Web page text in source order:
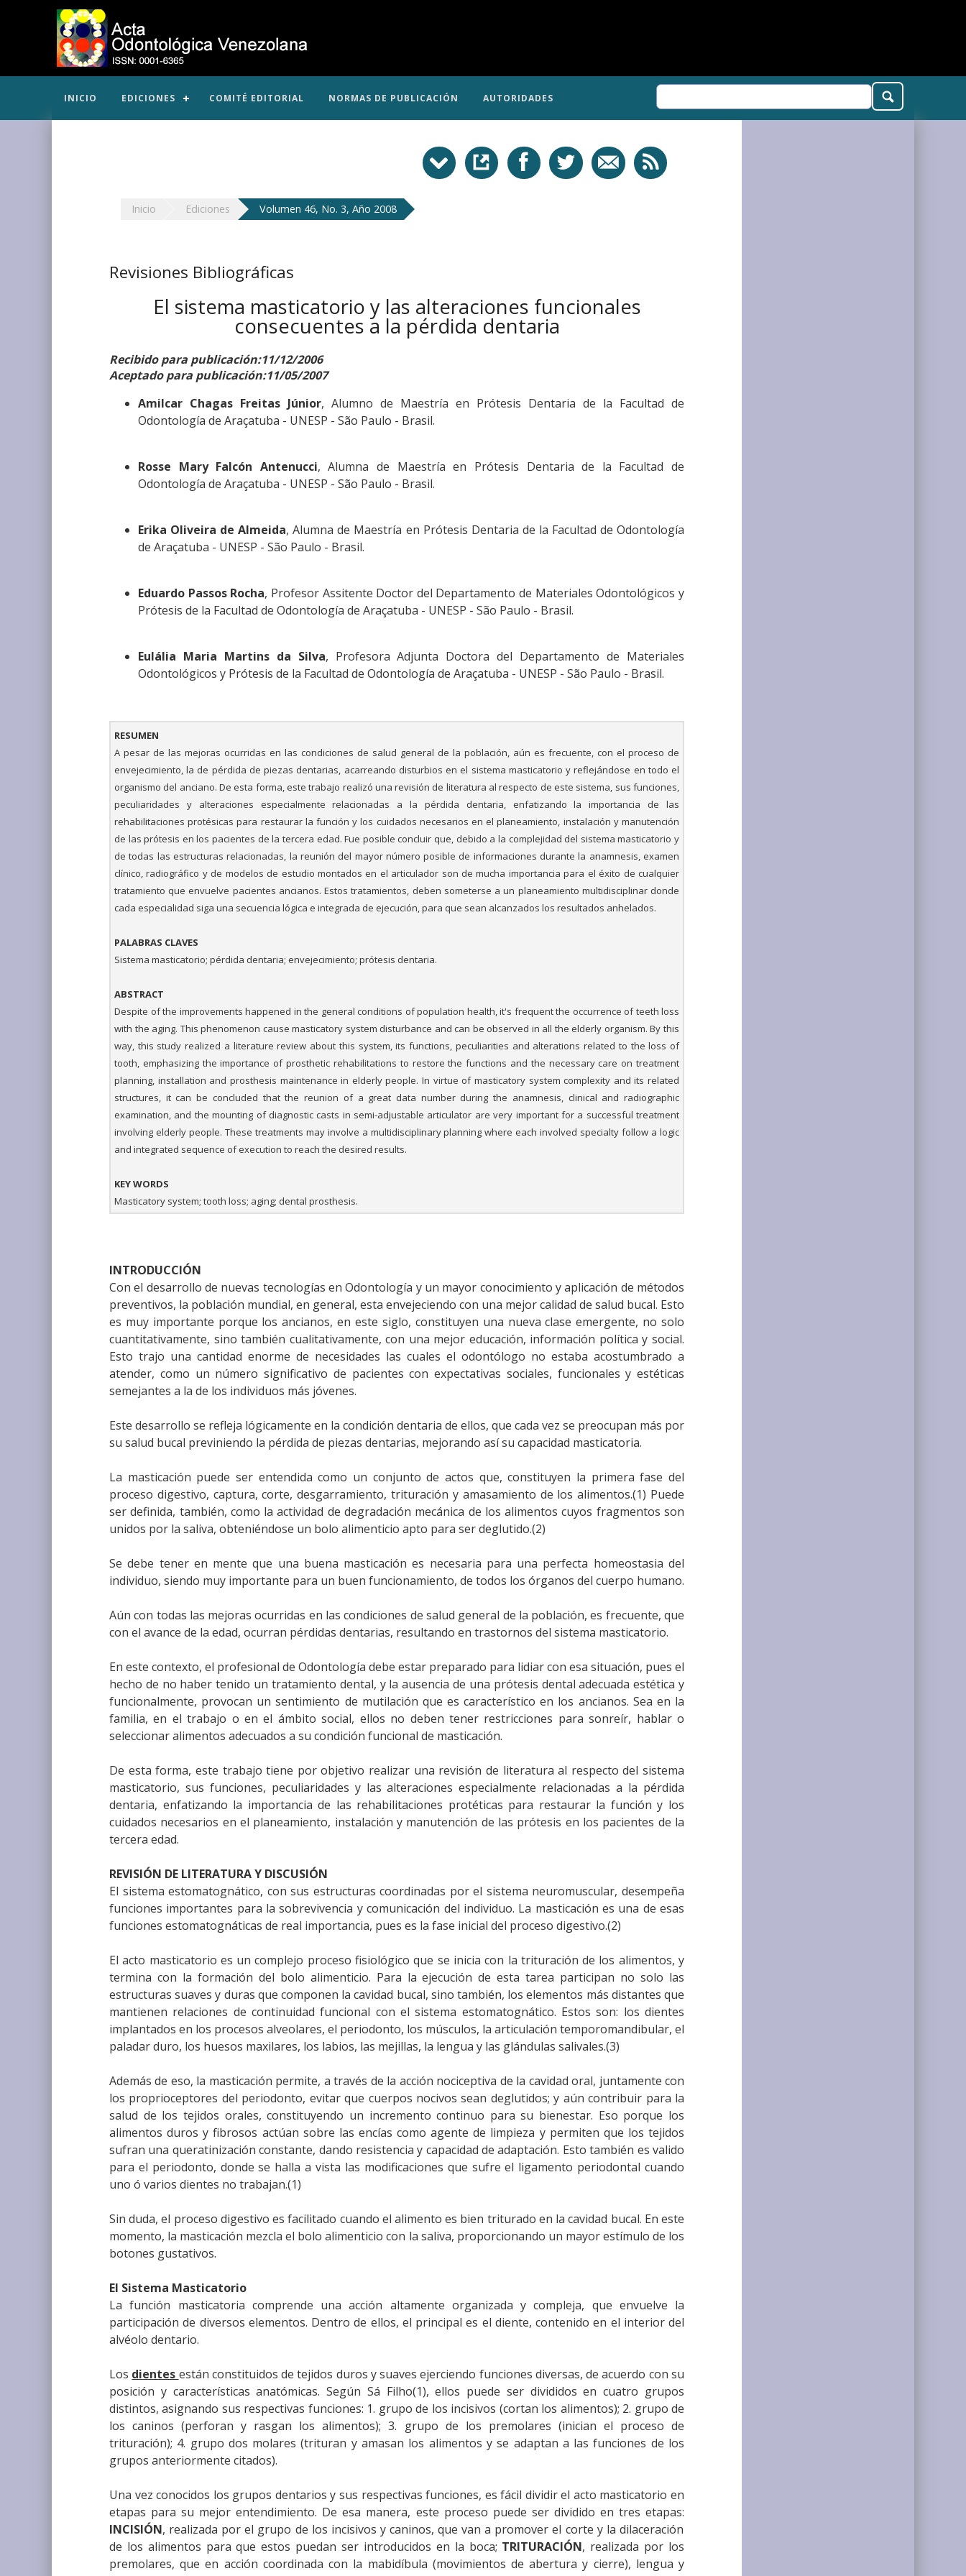
INICIO EDICIONES COMITÉ EDITORIAL NORMAS DE PUBLICACIÓN AUTORIDADES
Inicio Ediciones Volumen 46, No. 3, Año 2008
Revisiones Bibliográficas
El sistema masticatorio y las alteraciones funcionales
consecuentes a la pérdida dentaria
Recibido para publicación:11/12/2006
Aceptado para publicación:11/05/2007
Amilcar Chagas Freitas Júnior, Alumno de Maestría en Prótesis Dentaria de la Facultad de
Odontología de Araçatuba - UNESP - São Paulo - Brasil.
Rosse Mary Falcón Antenucci, Alumna de Maestría en Prótesis Dentaria de la Facultad de
Odontología de Araçatuba - UNESP - São Paulo - Brasil.
Erika Oliveira de Almeida, Alumna de Maestría en Prótesis Dentaria de la Facultad de Odontología
de Araçatuba - UNESP - São Paulo - Brasil.
Eduardo Passos Rocha, Profesor Assitente Doctor del Departamento de Materiales Odontológicos y
Prótesis de la Facultad de Odontología de Araçatuba - UNESP - São Paulo - Brasil.
Eulália Maria Martins da Silva, Profesora Adjunta Doctora del Departamento de Materiales
Odontológicos y Prótesis de la Facultad de Odontología de Araçatuba - UNESP - São Paulo - Brasil.
RESUMEN
A pesar de las mejoras ocurridas en las condiciones de salud general de la población, aún es frecuente, con el proceso de
envejecimiento, la de pérdida de piezas dentarias, acarreando disturbios en el sistema masticatorio y reflejándose en todo el
organismo del anciano. De esta forma, este trabajo realizó una revisión de literatura al respecto de este sistema, sus funciones,
peculiaridades y alteraciones especialmente relacionadas a la pérdida dentaria, enfatizando la importancia de las
rehabilitaciones protésicas para restaurar la función y los cuidados necesarios en el planeamiento, instalación y manutención
de las prótesis en los pacientes de la tercera edad. Fue posible concluir que, debido a la complejidad del sistema masticatorio y
de todas las estructuras relacionadas, la reunión del mayor número posible de informaciones durante la anamnesis, examen
clínico, radiográfico y de modelos de estudio montados en el articulador son de mucha importancia para el éxito de cualquier
tratamiento que envuelve pacientes ancianos. Estos tratamientos, deben someterse a un planeamiento multidisciplinar donde
cada especialidad siga una secuencia lógica e integrada de ejecución, para que sean alcanzados los resultados anhelados.
PALABRAS CLAVES
Sistema masticatorio; pérdida dentaria; envejecimiento; prótesis dentaria.
ABSTRACT
Despite of the improvements happened in the general conditions of population health, it's frequent the occurrence of teeth loss
with the aging. This phenomenon cause masticatory system disturbance and can be observed in all the elderly organism. By this
way, this study realized a literature review about this system, its functions, peculiarities and alterations related to the loss of
tooth, emphasizing the importance of prosthetic rehabilitations to restore the functions and the necessary care on treatment
planning, installation and prosthesis maintenance in elderly people. In virtue of masticatory system complexity and its related
structures, it can be concluded that the reunion of a great data number during the anamnesis, clinical and radiographic
examination, and the mounting of diagnostic casts in semi-adjustable articulator are very important for a successful treatment
involving elderly people. These treatments may involve a multidisciplinary planning where each involved specialty follow a logic
and integrated sequence of execution to reach the desired results.
KEY WORDS
Masticatory system; tooth loss; aging; dental prosthesis.
INTRODUCCIÓN
Con el desarrollo de nuevas tecnologías en Odontología y un mayor conocimiento y aplicación de métodos
preventivos, la población mundial, en general, esta envejeciendo con una mejor calidad de salud bucal. Esto
es muy importante porque los ancianos, en este siglo, constituyen una nueva clase emergente, no solo
cuantitativamente, sino también cualitativamente, con una mejor educación, información política y social.
Esto trajo una cantidad enorme de necesidades las cuales el odontólogo no estaba acostumbrado a
atender, como un número significativo de pacientes con expectativas sociales, funcionales y estéticas
semejantes a la de los individuos más jóvenes.
Este desarrollo se refleja lógicamente en la condición dentaria de ellos, que cada vez se preocupan más por
su salud bucal previniendo la pérdida de piezas dentarias, mejorando así su capacidad masticatoria.
La masticación puede ser entendida como un conjunto de actos que, constituyen la primera fase del
proceso digestivo, captura, corte, desgarramiento, trituración y amasamiento de los alimentos.(1) Puede
ser definida, también, como la actividad de degradación mecánica de los alimentos cuyos fragmentos son
unidos por la saliva, obteniéndose un bolo alimenticio apto para ser deglutido.(2)
Se debe tener en mente que una buena masticación es necesaria para una perfecta homeostasia del
individuo, siendo muy importante para un buen funcionamiento, de todos los órganos del cuerpo humano.
Aún con todas las mejoras ocurridas en las condiciones de salud general de la población, es frecuente, que
con el avance de la edad, ocurran pérdidas dentarias, resultando en trastornos del sistema masticatorio.
En este contexto, el profesional de Odontología debe estar preparado para lidiar con esa situación, pues el
hecho de no haber tenido un tratamiento dental, y la ausencia de una prótesis dental adecuada estética y
funcionalmente, provocan un sentimiento de mutilación que es característico en los ancianos. Sea en la
familia, en el trabajo o en el ámbito social, ellos no deben tener restricciones para sonreír, hablar o
seleccionar alimentos adecuados a su condición funcional de masticación.
De esta forma, este trabajo tiene por objetivo realizar una revisión de literatura al respecto del sistema
masticatorio, sus funciones, peculiaridades y las alteraciones especialmente relacionadas a la pérdida
dentaria, enfatizando la importancia de las rehabilitaciones protéticas para restaurar la función y los
cuidados necesarios en el planeamiento, instalación y manutención de las prótesis en los pacientes de la
tercera edad.
REVISIÓN DE LITERATURA Y DISCUSIÓN
El sistema estomatognático, con sus estructuras coordinadas por el sistema neuromuscular, desempeña
funciones importantes para la sobrevivencia y comunicación del individuo. La masticación es una de esas
funciones estomatognáticas de real importancia, pues es la fase inicial del proceso digestivo.(2)
El acto masticatorio es un complejo proceso fisiológico que se inicia con la trituración de los alimentos, y
termina con la formación del bolo alimenticio. Para la ejecución de esta tarea participan no solo las
estructuras suaves y duras que componen la cavidad bucal, sino también, los elementos más distantes que
mantienen relaciones de continuidad funcional con el sistema estomatognático. Estos son: los dientes
implantados en los procesos alveolares, el periodonto, los músculos, la articulación temporomandibular, el
paladar duro, los huesos maxilares, los labios, las mejillas, la lengua y las glándulas salivales.(3)
Además de eso, la masticación permite, a través de la acción nociceptiva de la cavidad oral, juntamente con
los proprioceptores del periodonto, evitar que cuerpos nocivos sean deglutidos; y aún contribuir para la
salud de los tejidos orales, constituyendo un incremento continuo para su bienestar. Eso porque los
alimentos duros y fibrosos actúan sobre las encías como agente de limpieza y permiten que los tejidos
sufran una queratinización constante, dando resistencia y capacidad de adaptación. Esto también es valido
para el periodonto, donde se halla a vista las modificaciones que sufre el ligamento periodontal cuando
uno ó varios dientes no trabajan.(1)
Sin duda, el proceso digestivo es facilitado cuando el alimento es bien triturado en la cavidad bucal. En este
momento, la masticación mezcla el bolo alimenticio con la saliva, proporcionando un mayor estímulo de los
botones gustativos.
El Sistema Masticatorio
La función masticatoria comprende una acción altamente organizada y compleja, que envuelve la
participación de diversos elementos. Dentro de ellos, el principal es el diente, contenido en el interior del
alvéolo dentario.
Los dientes están constituidos de tejidos duros y suaves ejerciendo funciones diversas, de acuerdo con su
posición y características anatómicas. Según Sá Filho(1), ellos puede ser divididos en cuatro grupos
distintos, asignando sus respectivas funciones: 1. grupo de los incisivos (cortan los alimentos); 2. grupo de
los caninos (perforan y rasgan los alimentos); 3. grupo de los premolares (inician el proceso de
trituración); 4. grupo dos molares (trituran y amasan los alimentos y se adaptan a las funciones de los
grupos anteriormente citados).
Una vez conocidos los grupos dentarios y sus respectivas funciones, es fácil dividir el acto masticatorio en
etapas para su mejor entendimiento. De esa manera, este proceso puede ser dividido en tres etapas:
INCISIÓN, realizada por el grupo de los incisivos y caninos, que van a promover el corte y la dilaceración
de los alimentos para que estos puedan ser introducidos en la boca; TRITURACIÓN, realizada por los
premolares, que en acción coordinada con la mabidíbula (movimientos de abertura y cierre), lengua y